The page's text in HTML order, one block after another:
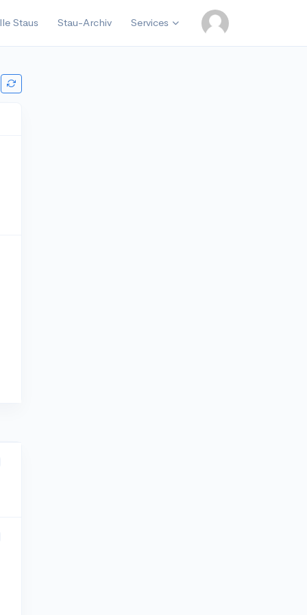
Staus Stau-Archiv Services